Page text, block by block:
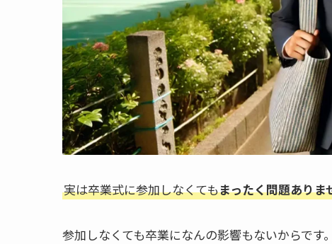
実は卒業式に参加しなくてもまったく問題ありま
参加しなくても卒業になんの影響もないからです